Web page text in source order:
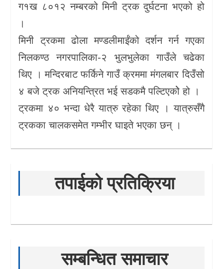
ग१ख ८०१२ नम्बरको मिनी ट्रक दुर्घटना भएको हो
।
मिनी ट्रकमा ढोला मण्डलीमाईंको दर्शन गर्न गएका
निलकण्ठ नगरपालिका-२ भुलभुलेका गाउँले चढेका
थिए । मन्दिरबाट फर्किने गाउँ क्रममा मंगलबार दिउँसो
४ बजे ट्रक अनियन्त्रित भई सडकमै पल्टिएकोे हो ।
ट्रकमा ४० भन्दा धेरै यात्रु रहेका थिए । यात्रुसँगै
ट्रकका चालकसमेत गम्भीर घाइते भएका छन् ।
तपाईको प्रतिक्रिया
सम्बन्धित समाचार